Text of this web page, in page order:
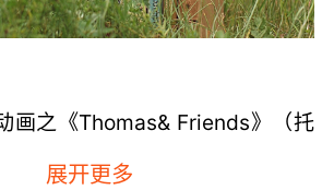
画之《Thomas& Friends》（托
展开更多